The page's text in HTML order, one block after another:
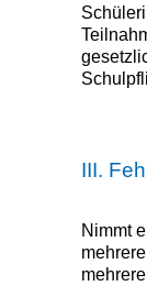
III.
Nimmt